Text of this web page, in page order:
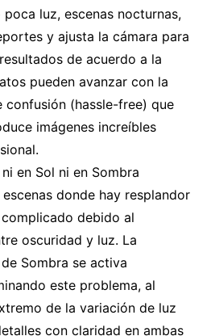
luz, escenas nocturnas,
y ajusta la cámara para
de acuerdo a la
pueden avanzar con la
(hassle-free) que
imágenes increíbles
en Sol ni en Sombra
donde hay resplandor
debido al
oscuridad y luz. La
Sombra se activa
este problema, al
de la variación de luz
con claridad en ambas